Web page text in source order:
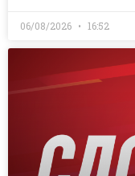
06/08/2026 16:52